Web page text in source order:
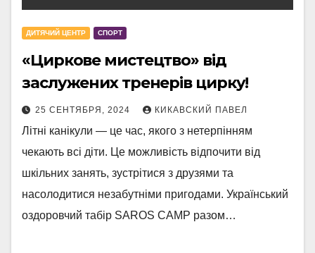
ДИТЯЧИЙ ЦЕНТР СПОРТ
«Циркове мистецтво» від
заслужених тренерів цирку!
25 СЕНТЯБРЯ, 2024 КИКАВСКИЙ ПАВЕЛ
Літні канікули — це час, якого з нетерпінням
чекають всі діти. Це можливість відпочити від
шкільних занять, зустрітися з друзями та
насолодитися незабутніми пригодами. Український
оздоровчий табір SAROS CAMP разом…